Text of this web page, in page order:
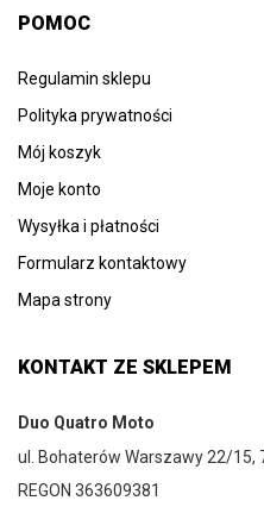
POMOC
Regulamin sklepu
Polityka prywatności
Mój koszyk
Moje konto
Wysyłka i płatności
Formularz kontaktowy
Mapa strony
KONTAKT ZE SKLEPEM
Duo Quatro Moto
ul. Bohaterów Warszawy 22/15,
REGON 363609381